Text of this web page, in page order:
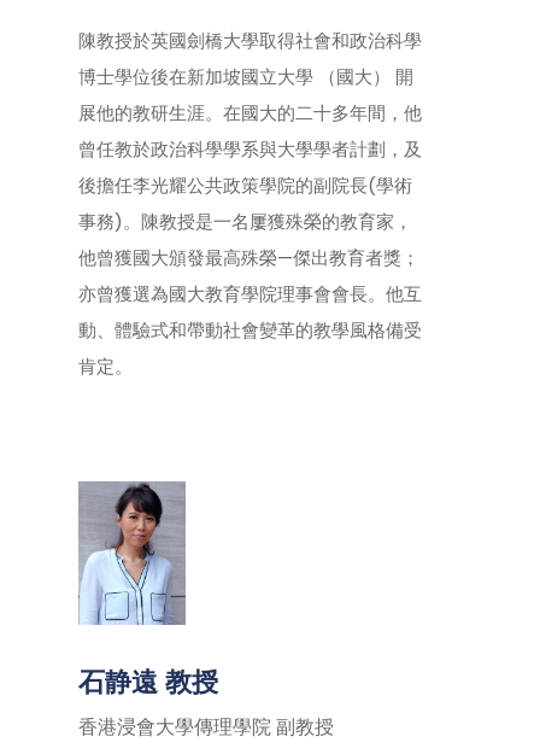
陳教授於英國劍橋大學取得社會和政治科學
博士學位後在新加坡國立大學 （國大） 開
展他的教研生涯。在國大的二十多年間，他
曾任教於政治科學學系與大學學者計劃，及
後擔任李光耀公共政策學院的副院長(學術
事務)。陳教授是一名屢獲殊榮的教育家，
他曾獲國大頒發最高殊榮—傑出教育者獎；
亦曾獲選為國大教育學院理事會會長。他互
動、體驗式和帶動社會變革的教學風格備受
肯定。
石静遠 教授
香港浸會大學傳理學院 副教授